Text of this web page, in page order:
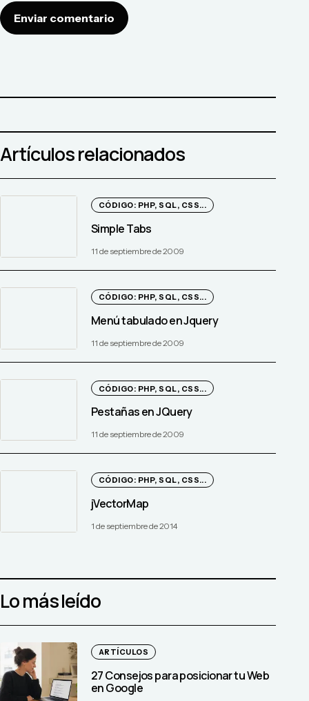
Enviar comentario
Artículos relacionados
CÓDIGO: PHP, SQL, CSS...
Simple Tabs
11 de septiembre de 2009
CÓDIGO: PHP, SQL, CSS...
Menú tabulado en Jquery
11 de septiembre de 2009
CÓDIGO: PHP, SQL, CSS...
Pestañas en JQuery
11 de septiembre de 2009
CÓDIGO: PHP, SQL, CSS...
jVectorMap
1 de septiembre de 2014
Lo más leído
ARTÍCULOS
27 Consejos para posicionar tu Web
en Google